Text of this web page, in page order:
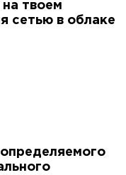
твоем
сетью в облаке